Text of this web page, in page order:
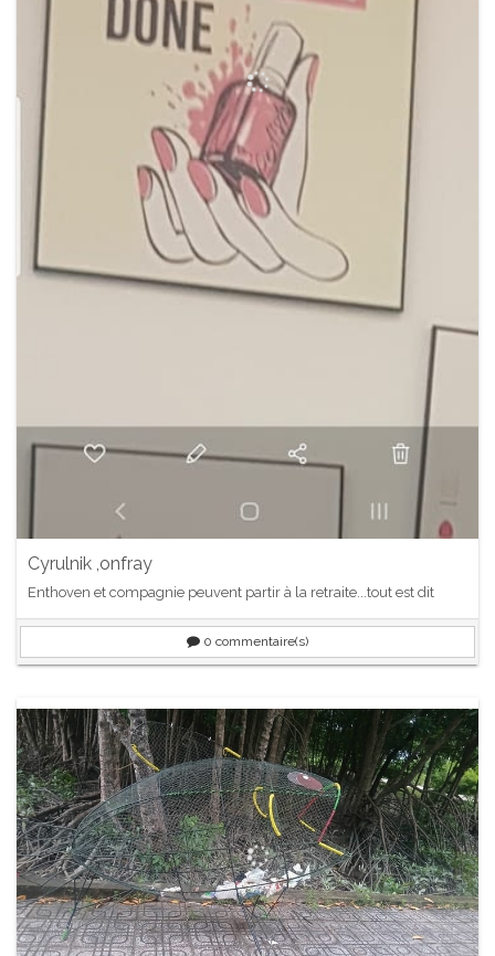
Cyrulnik ,onfray
Enthoven et compagnie peuvent partir à la retraite...tout est dit
0 commentaire(s)